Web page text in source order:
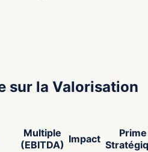
sur la Valorisation
Multiple
(EBITDA) Impact
Prime